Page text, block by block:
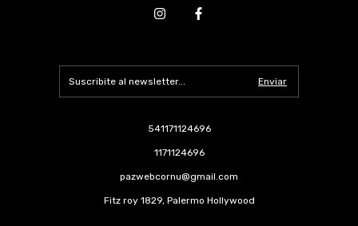
541171124696
1171124696
pazwebcornu@gmail.com
Fitz roy 1829, Palermo Hollywood